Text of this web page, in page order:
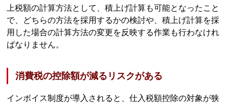
上税額の計算方法として、積上げ計算も可能となったこと
で、どちらの方法を採用するかの検討や、積上げ計算を採
用した場合の計算方法の変更を反映する作業も行わなけれ
ばなりません。
消費税の控除額が減るリスクがある
インボイス制度が導入されると、仕入税額控除の対象が狭